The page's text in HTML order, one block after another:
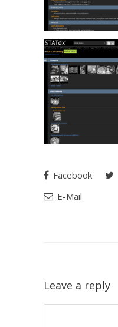
Facebook
E-Mail
Leave a reply